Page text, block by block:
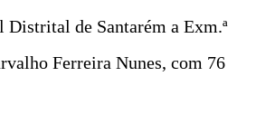
Distrital de Santarém a Exm.ª
Ferreira Nunes, com 76